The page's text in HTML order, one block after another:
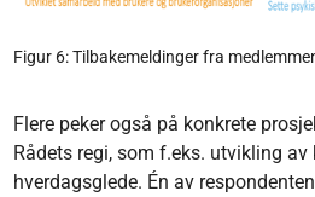
Figur 6: Tilbakemeldinger fra
Flere peker også på konkrete
Rådets regi, som f.eks. utvikling
hverdagsglede. Én av